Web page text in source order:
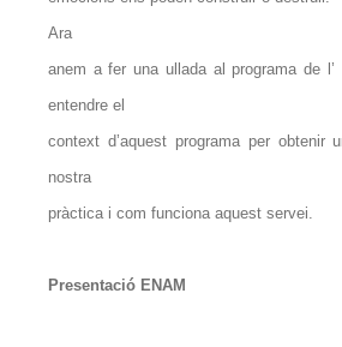
Ara
anem a fer una ullada al programa de
entendre el
context d’aquest programa per obtenir
nostra
pràctica i com funciona aquest servei.
Presentació ENAM